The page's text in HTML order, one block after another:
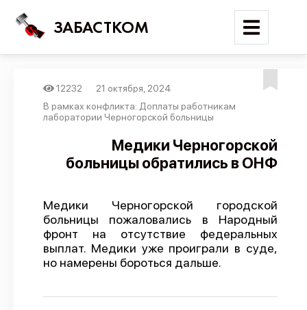
ЗАБАСТКОМ
Войти
Поиск
Новости
Трудовые конфликты
Отчеты
Предложить публикацию
12232
21 октября, 2024
В рамках конфликта: Доплаты работникам
лаборатории Черногорской больницы
Медики Черногорской
больницы обратились в ОНФ
Медики Черногорской городской
больницы пожаловались в Народный
фронт на отсутствие федеральных
выплат. Медики уже проиграли в суде,
но намерены бороться дальше.